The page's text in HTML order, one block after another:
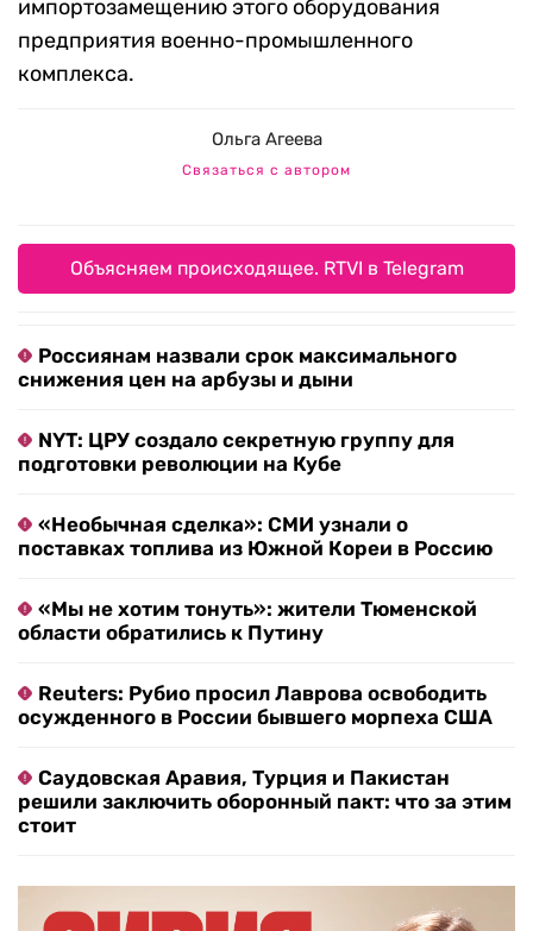
импортозамещению этого оборудования
предприятия военно-промышленного
комплекса.
Ольга Агеева
Связаться с автором
Объясняем происходящее. RTVI в Telegram
Россиянам назвали срок максимального
снижения цен на арбузы и дыни
NYT: ЦРУ создало секретную группу для
подготовки революции на Кубе
«Необычная сделка»: СМИ узнали о
поставках топлива из Южной Кореи в Россию
«Мы не хотим тонуть»: жители Тюменской
области обратились к Путину
Reuters: Рубио просил Лаврова освободить
осужденного в России бывшего морпеха США
Саудовская Аравия, Турция и Пакистан
решили заключить оборонный пакт: что за этим
стоит